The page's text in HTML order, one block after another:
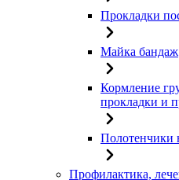
Прокладки
Майка бандаж
Кормление
прокладки и
Полотенчики
Профилактика,